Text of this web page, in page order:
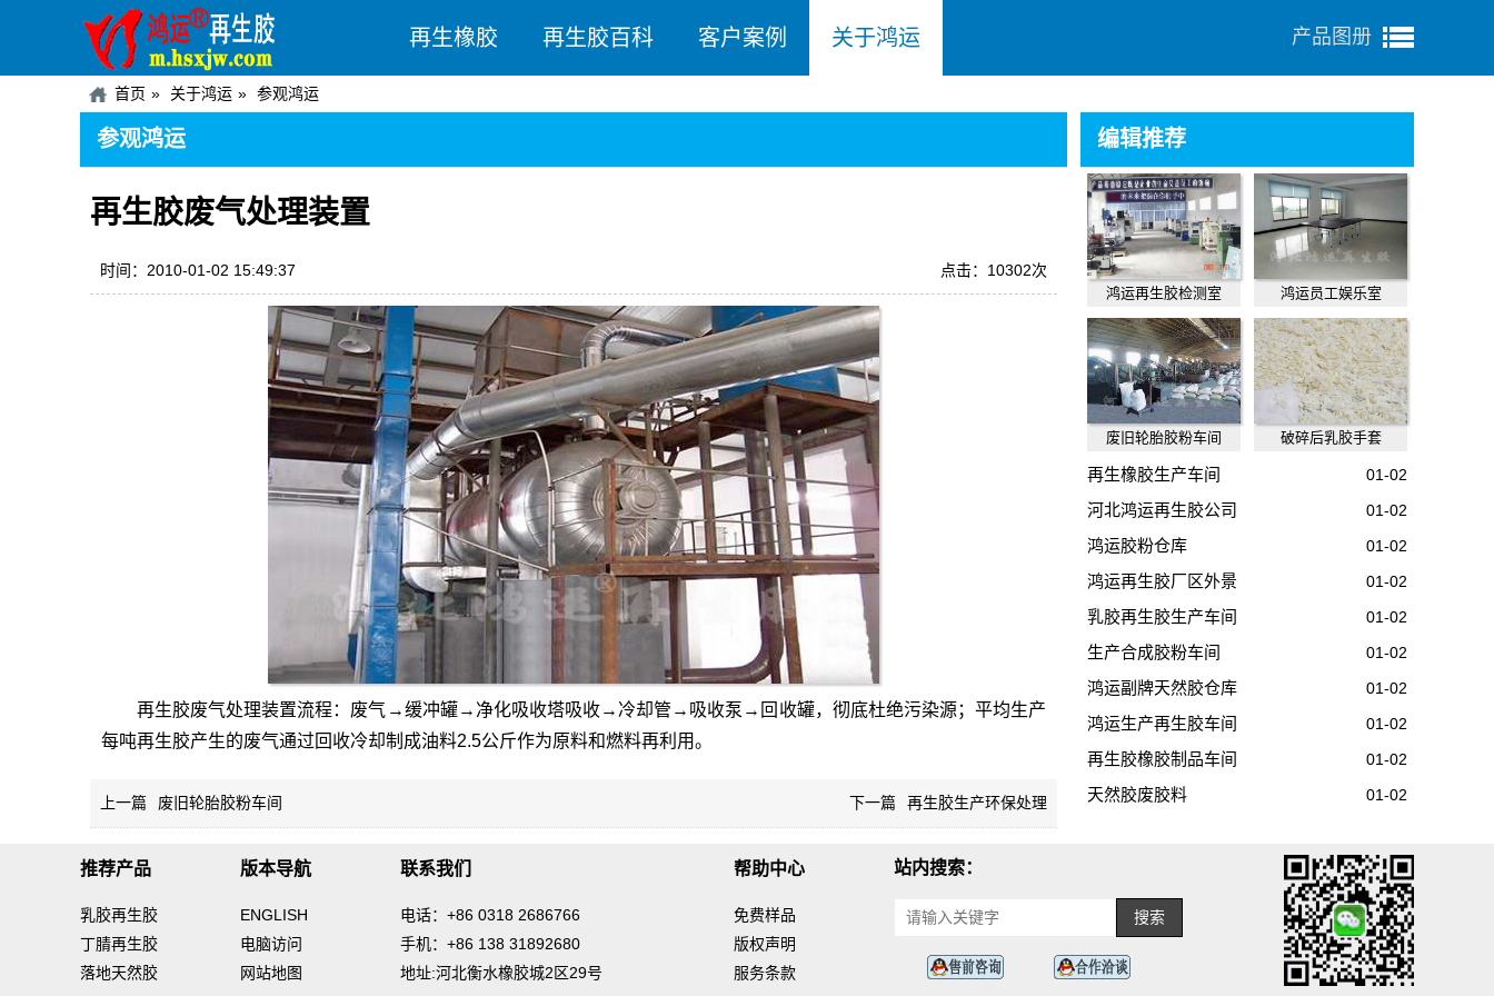
再生橡胶 再生胶百科 客户案例 关于鸿运 产品图册
首页 关于鸿运 参观鸿运
参观鸿运
再生胶废气处理装置
时间：2010-01-02 15:49:37 点击：10302次
再生胶废气处理装置流程：废气→缓冲罐→净化吸收塔吸收→冷却管→吸收泵→回收罐，彻底杜绝污染源；平均生产
每吨再生胶产生的废气通过回收冷却制成油料2.5公斤作为原料和燃料再利用。
上一篇 废旧轮胎胶粉车间 下一篇 再生胶生产环保处理
编辑推荐
鸿运再生胶检测室 鸿运员工娱乐室
废旧轮胎胶粉车间 破碎后乳胶手套
01-02
再生橡胶生产车间
01-02
河北鸿运再生胶公司
01-02
鸿运胶粉仓库
01-02
鸿运再生胶厂区外景
01-02
乳胶再生胶生产车间
01-02
生产合成胶粉车间
01-02
鸿运副牌天然胶仓库
01-02
鸿运生产再生胶车间
01-02
再生胶橡胶制品车间
01-02
天然胶废胶料
推荐产品
乳胶再生胶
丁腈再生胶
落地天然胶
版本导航
ENGLISH
电脑访问
网站地图
联系我们
电话：+86 0318 2686766
手机：+86 138 31892680
地址:河北衡水橡胶城2区29号
帮助中心
免费样品
版权声明
服务条款
站内搜索：
搜索